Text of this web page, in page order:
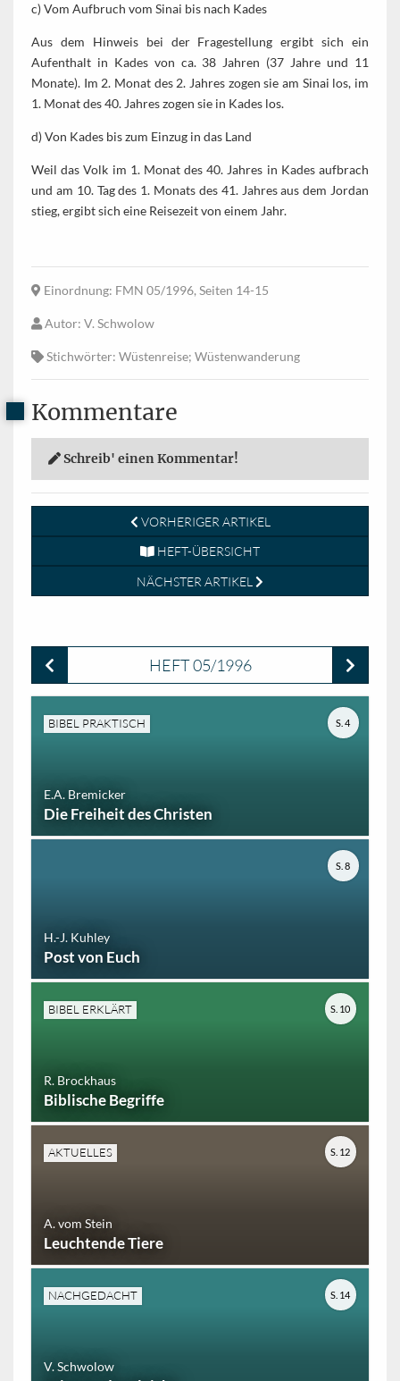
c) Vom Aufbruch vom Sinai bis nach Kades
Aus dem Hinweis bei der Fragestellung ergibt sich ein
Aufenthalt in Kades von ca. 38 Jahren (37 Jahre und 11
Monate). Im 2. Monat des 2. Jahres zogen sie am Sinai los, im
1. Monat des 40. Jahres zogen sie in Kades los.
d) Von Kades bis zum Einzug in das Land
Weil das Volk im 1. Monat des 40. Jahres in Kades aufbrach
und am 10. Tag des 1. Monats des 41. Jahres aus dem Jordan
stieg, ergibt sich eine Reisezeit von einem Jahr.
Einordnung: FMN 05/1996, Seiten 14-15
Autor: V. Schwolow
Stichwörter: Wüstenreise; Wüstenwanderung
Kommentare
Schreib' einen Kommentar!
VORHERIGER ARTIKEL
HEFT-ÜBERSICHT
NÄCHSTER ARTIKEL
HEFT 05/1996
BIBEL PRAKTISCH
E.A. Bremicker
Die Freiheit des Christen
S. 4
H.-J. Kuhley
Post von Euch
S. 8
BIBEL ERKLÄRT
R. Brockhaus
Biblische Begriffe
S. 10
AKTUELLES
A. vom Stein
Leuchtende Tiere
S. 12
NACHGEDACHT
V. Schwolow
S. 14